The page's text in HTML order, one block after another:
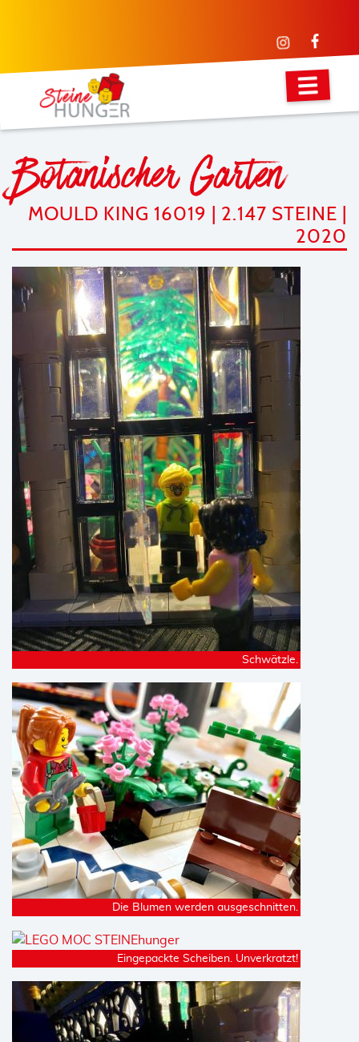
Botanischer Garten
MOULD KING 16019 | 2.147 STEINE |
2020
Schwätzle.
Die Blumen werden ausgeschnitten.
Eingepackte Scheiben. Unverkratzt!